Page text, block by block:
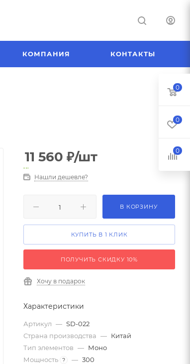
КОМПАНИЯ КОНТАКТЫ
11 560 ₽/шт
Нашли дешевле?
В КОРЗИНУ
КУПИТЬ В 1 КЛИК
ПОЛУЧИТЬ СКИДКУ 10%
Хочу в подарок
Характеристики
Артикул — SD-022
Страна производства — Китай
Тип элементов — Моно
Мощность ? — 300
0
0
0